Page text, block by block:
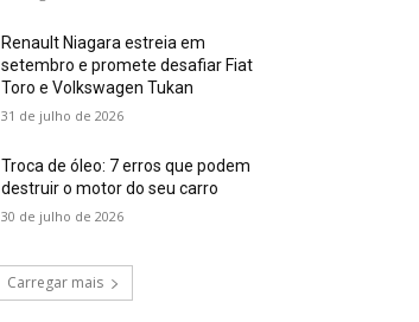
Renault Niagara estreia em
setembro e promete desafiar Fiat
Toro e Volkswagen Tukan
31 de julho de 2026
Troca de óleo: 7 erros que podem
destruir o motor do seu carro
30 de julho de 2026
Carregar mais